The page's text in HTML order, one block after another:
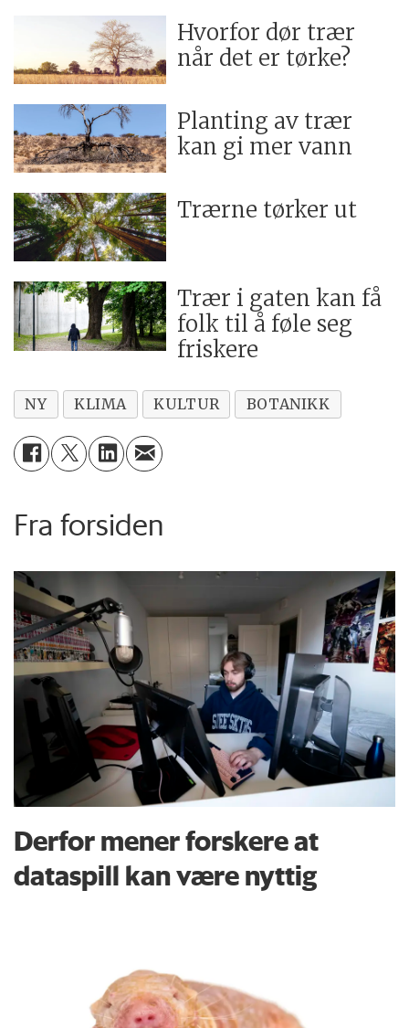
Hvorfor dør trær
når det er tørke?
Planting av trær
kan gi mer vann
Trærne tørker ut
Trær i gaten kan få
folk til å føle seg
friskere
NY KLIMA KULTUR BOTANIKK
Fra forsiden
Derfor mener forskere at
dataspill kan være nyttig